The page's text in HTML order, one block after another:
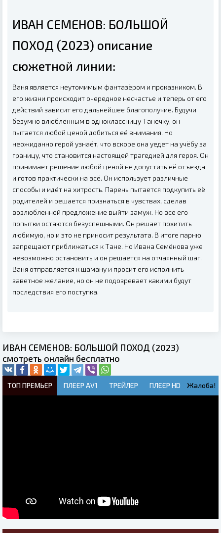
ИВАН СЕМЕНОВ: БОЛЬШОЙ
ПОХОД (2023) описание
сюжетной линии:
Ваня является неутомимым фантазёром и проказником. В
его жизни происходит очередное несчастье и теперь от его
действий зависит его дальнейшее благополучие. Будучи
безумно влюблённым в одноклассницу Танечку, он
пытается любой ценой добиться её внимания. Но
неожиданно герой узнаёт, что вскоре она уедет на учёбу за
границу, что становится настоящей трагедией для героя. Он
принимает решение любой ценой не допустить её отъезда
и готов практически на всё. Он использует различные
способы и идёт на хитрость. Парень пытается подкупить её
родителей и решается признаться в чувствах, сделав
возлюбленной предложение выйти замуж. Но все его
попытки остаются безуспешными. Он решает похитить
любимую, но и это не приносит результата. В итоге парню
запрещают приближаться к Тане. Но Ивана Семёнова уже
невозможно остановить и он решается на отчаянный шаг.
Ваня отправляется к шаману и просит его исполнить
заветное желание, но он не подозревает какими будут
последствия его поступка.
ИВАН СЕМЕНОВ: БОЛЬШОЙ ПОХОД (2023)
смотреть онлайн бесплатно
ТОП ПРЕМЬЕР ПЛЕЕР AV1 ТРЕЙЛЕР ПЛЕЕР HD Жалоба!